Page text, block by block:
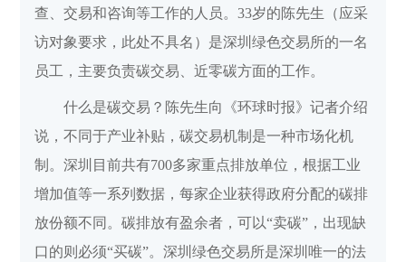
查、交易和咨询等工作的人员。33岁的陈先生（应采
访对象要求，此处不具名）是深圳绿色交易所的一名
员工，主要负责碳交易、近零碳方面的工作。
什么是碳交易？陈先生向《环球时报》记者介绍
说，不同于产业补贴，碳交易机制是一种市场化机
制。深圳目前共有700多家重点排放单位，根据工业
增加值等一系列数据，每家企业获得政府分配的碳排
放份额不同。碳排放有盈余者，可以“卖碳”，出现缺
口的则必须“买碳”。深圳绿色交易所是深圳唯一的法